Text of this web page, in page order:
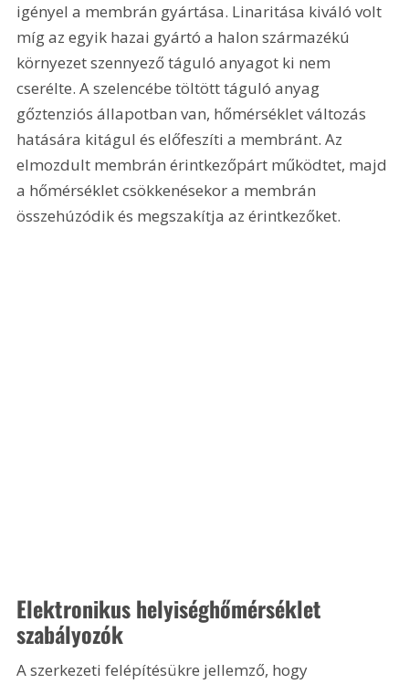
igényel a membrán gyártása. Linaritása kiváló volt
míg az egyik hazai gyártó a halon származékú
környezet szennyező táguló anyagot ki nem
cserélte. A szelencébe töltött táguló anyag
gőztenziós állapotban van, hőmérséklet változás
hatására kitágul és előfeszíti a membránt. Az
elmozdult membrán érintkezőpárt működtet, majd
a hőmérséklet csökkenésekor a membrán
összehúzódik és megszakítja az érintkezőket.
Elektronikus helyiséghőmérséklet
szabályozók
A szerkezeti felépítésükre jellemző, hogy